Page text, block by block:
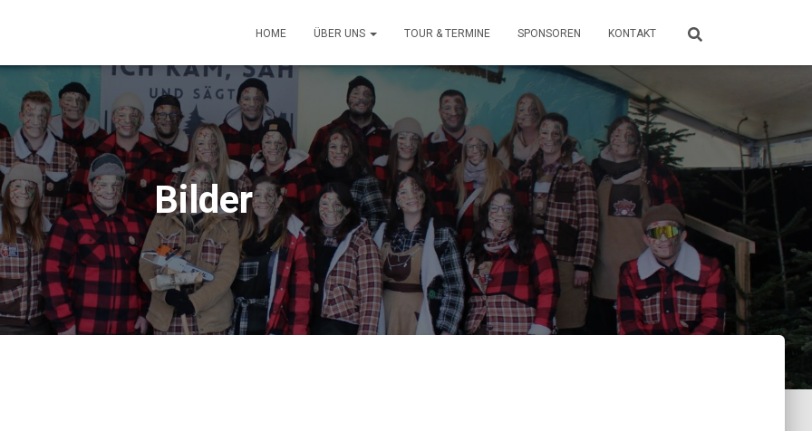
HOME ÜBER UNS TOUR & TERMINE SPONSOREN KONTAKT
Bilder